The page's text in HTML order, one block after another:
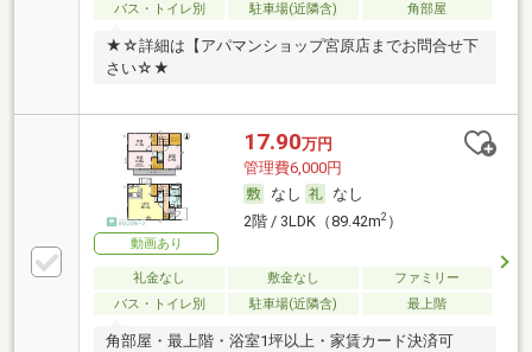
バス・トイレ別
駐車場(近隣含) 角部屋
★☆詳細は【アパマンショップ宮原店までお問合せ下
さい☆★
動画あり
17.90万円
管理費6,000円
なし
なし
2階 / 3LDK（89.42m2）
礼金なし 敷金なし
ファミリー
バス・トイレ別
駐車場(近隣含) 最上階
角部屋・最上階・浴室1坪以上・家賃カード決済可